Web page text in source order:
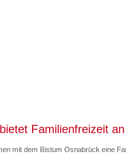
Familienfreizeit an
mit dem Bistum Osnabrück eine